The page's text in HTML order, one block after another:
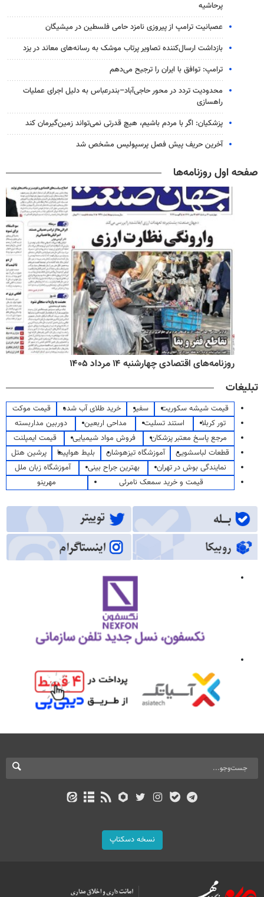
پرحاشیه
عصبانیت ترامپ از پیروزی نامزد حامی فلسطین در میشیگان
بازداشت ارسال‌کننده تصاویر پرتاب موشک به رسانه‌های معاند در یزد
ترامپ: توافق با ایران را ترجیح می‌دهم
محدودیت تردد در محور حاجی‌آباد–بندرعباس به دلیل اجرای عملیات
راهسازی
پزشکیان: اگر با مردم باشیم، هیچ قدرتی نمی‌تواند زمین‌گیرمان کند
آخرین حریف پیش فصل پرسپولیس مشخص شد
صفحه اول روزنامه‌ها
روزنامه‌های اقتصادی چهارشنبه ۱۴ مرداد ۱۴۰۵
تبلیغات
قیمت شیشه سکوریت سفیر خرید طلای آب شده
قیمت موکت
تور کربلا
استند تسلیت مداحی اربعین
دوربین مداربسته
مرجع پاسخ معتبر پزشکان
فروش مواد شیمیایی
قیمت ایمپلنت
قطعات لباسشویی
آموزشگاه تیزهوشان بلیط هواپیما
پرشین هتل
نمایندگی بوش در تهران
بهترین جراح بینی
آموزشگاه زبان ملل
قیمت و خرید سمعک نامرئی
مهرینو
نسخه دسکتاپ